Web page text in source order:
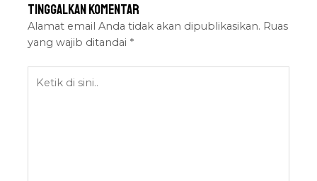
Tinggalkan Komentar
Alamat email Anda tidak akan dipublikasikan. Ruas
yang wajib ditandai *